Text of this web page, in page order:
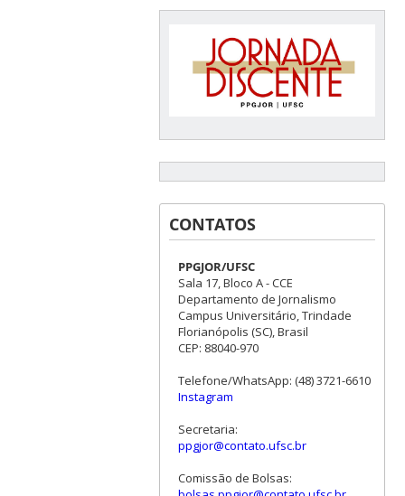
CONTATOS
PPGJOR/UFSC
Sala 17, Bloco A - CCE
Departamento de Jornalismo
Campus Universitário, Trindade
Florianópolis (SC), Brasil
CEP: 88040-970
Telefone/WhatsApp: (48) 3721-6610
Instagram
Secretaria:
ppgjor@contato.ufsc.br
Comissão de Bolsas: